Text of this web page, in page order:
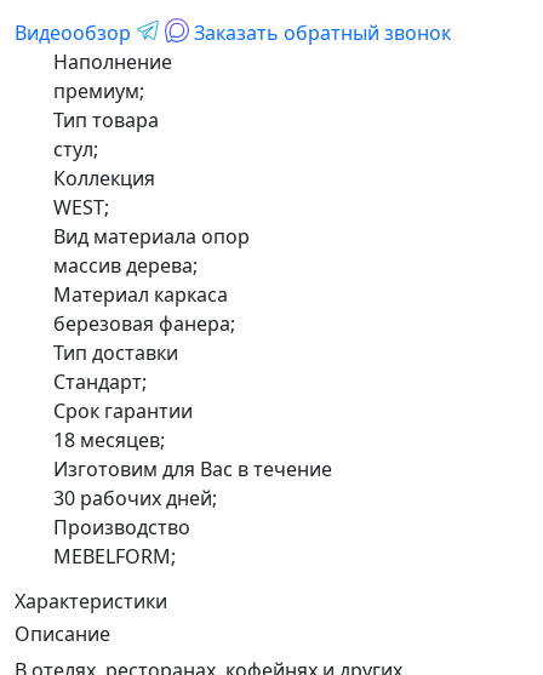
Видеообзор
Заказать обратный звонок
Наполнение
премиум;
Тип товара
стул;
Коллекция
WEST;
Вид материала опор
массив дерева;
Материал каркаса
березовая фанера;
Тип доставки
Стандарт;
Срок гарантии
18 месяцев;
Изготовим для Вас в течение
30 рабочих дней;
Производство
MEBELFORM;
Характеристики
Описание